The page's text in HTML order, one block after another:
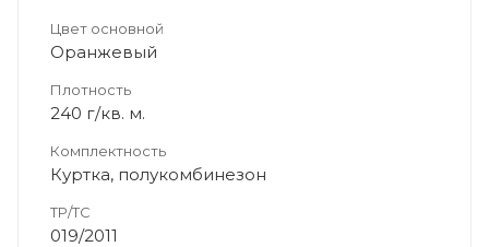
Цвет основной
Оранжевый
Плотность
240 г/кв. м.
Комплектность
Куртка, полукомбинезон
ТР/ТС
019/2011